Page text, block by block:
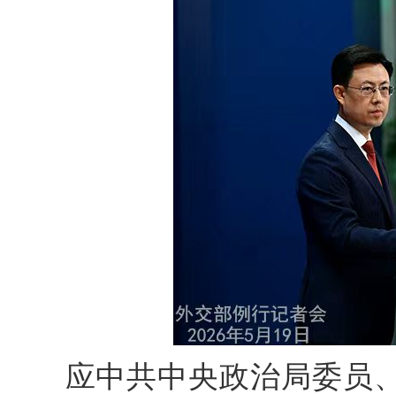
应中共中央政治局委员